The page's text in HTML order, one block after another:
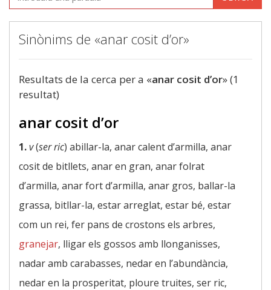
Sinònims de «anar cosit d’or»
Resultats de la cerca per a «anar cosit d’or» (1
resultat)
anar cosit d’or
1.v(ser ric) abillar-la, anar calent d’armilla, anar
cosit de bitllets, anar en gran, anar folrat
d’armilla, anar fort d’armilla, anar gros, ballar-la
grassa, bitllar-la, estar arreglat, estar bé, estar
com un rei, fer pans de crostons els arbres,
granejar, lligar els gossos amb llonganisses,
nadar amb carabasses, nedar en l’abundància,
nedar en la prosperitat, ploure truites, ser ric,